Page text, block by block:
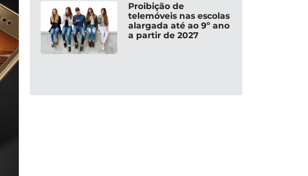
Proibição de
telemóveis nas escolas
alargada até ao 9º ano
a partir de 2027